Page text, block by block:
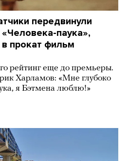
передвинули
паука»,
прокат фильм
рейтинг еще до премьеры.
Харламов: «Мне глубоко
я Бэтмена люблю!»